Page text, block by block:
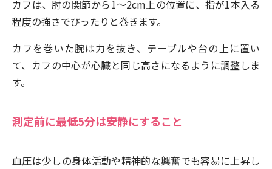
カフは、肘の関節から1〜2cm上の位置に、指が1本入る
程度の強さでぴったりと巻きます。
カフを巻いた腕は力を抜き、テーブルや台の上に置い
て、カフの中心が心臓と同じ高さになるように調整しま
す。
測定前に最低5分は安静にすること
血圧は少しの身体活動や精神的な興奮でも容易に上昇し